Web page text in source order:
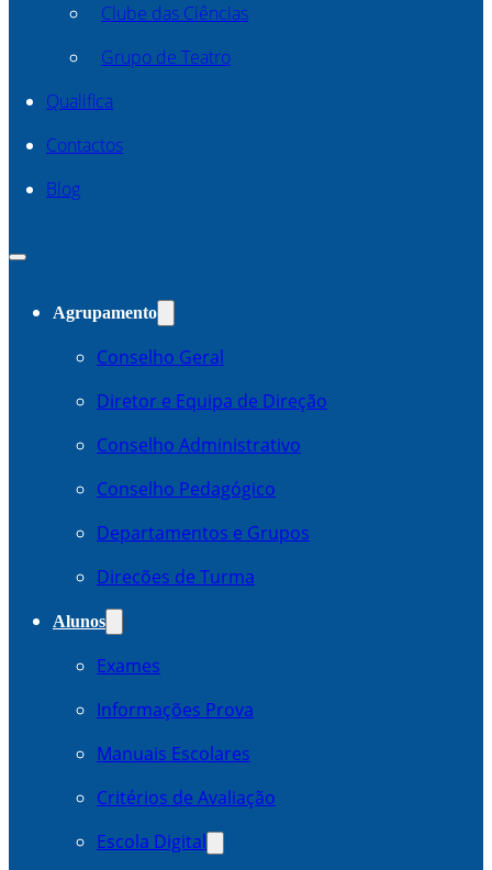
Clube das Ciências
Grupo de Teatro
Qualifica
Contactos
Blog
Agrupamento
Conselho Geral
Diretor e Equipa de Direção
Conselho Administrativo
Conselho Pedagógico
Departamentos e Grupos
Direcões de Turma
Alunos
Exames
Informações Prova
Manuais Escolares
Critérios de Avaliação
Escola Digital